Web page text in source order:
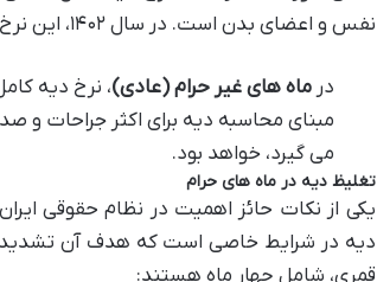
نفس و اعضای بدن است. در سال ۱۴۰۲، این نرخ توسط قوه قضائیه به شرح زیر تعیین و ابلاغ گردید:
درماه های غیر حرام (عادی)، نرخ دیه
مبنای محاسبه دیه برای اکثر جراحات و
می گیرد، خواهد بود.
تغلیظ دیه در ماه های حرام
یکی از نکات حائز اهمیت در نظام حقوقی
دیه در شرایط خاصی است که هدف آن تشدید
قمری، شامل چهار ماه هستند: